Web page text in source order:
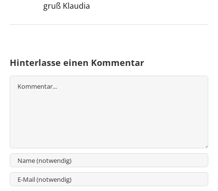
gruß Klaudia
Hinterlasse einen Kommentar